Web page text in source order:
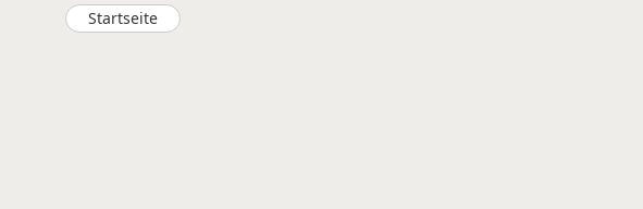
Startseite